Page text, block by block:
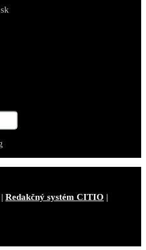
| Redakčný systém CITIO |